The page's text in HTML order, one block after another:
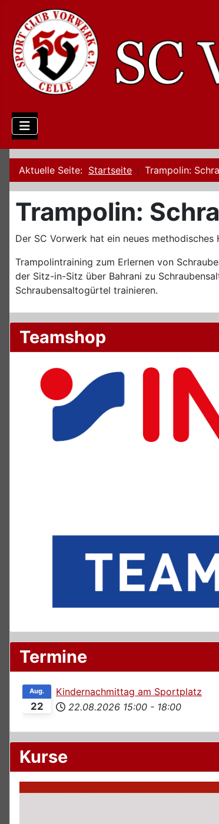
Aktuelle Seite: Startseite Trampolin:
Trampolin:
Der SC Vorwerk hat ein neues
Trampolintraining zum Erlernen von
der Sitz-in-Sitz über Bahrani zu
Schraubensaltogürtel trainieren.
Teamshop
Termine
22
Aug.
Kindernachmittag am Sportplatz
22.08.2026 15:00 - 18:00
Kurse